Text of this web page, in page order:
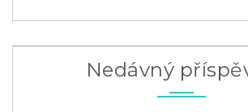
Nedávný